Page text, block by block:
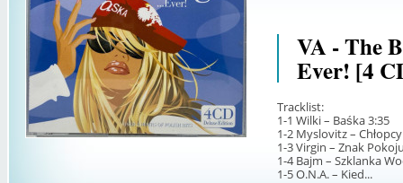
VA - The
Ever! [4
Tracklist:
1-1 Wilki – Baśka 3:35
1-2 Myslovitz –
1-3 Virgin – Znak
1-4 Bajm – Szklanka
1-5 O.N.A. – Kied...